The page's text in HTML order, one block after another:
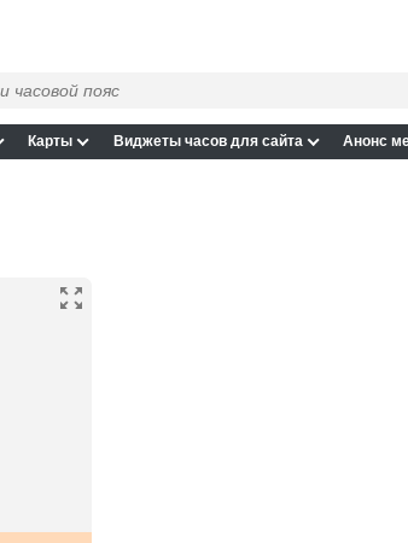
Карты Виджеты часов для сайта Анонс